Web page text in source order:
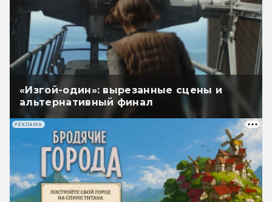
«Изгой-один»: вырезанные сцены и
альтернативный финал
РЕКЛАМА